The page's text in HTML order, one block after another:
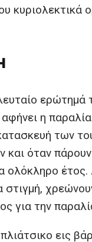
κυριολεκτικά
ερώτημά
η
των
και όταν
ολόκληρο
στιγμή,
για την
πλιάτσικο εις